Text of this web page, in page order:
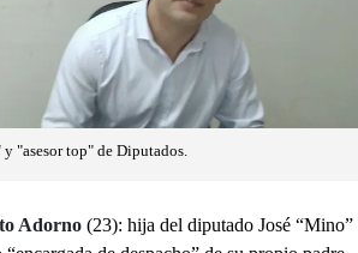
"asesor top" de Diputados.
Adorno (23): hija del diputado José “Mino”